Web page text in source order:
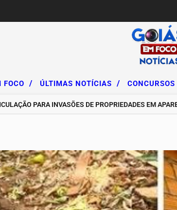
FOCO / ÚLTIMAS NOTÍCIAS / CONCURSOS
PARA INVASÕES DE PROPRIEDADES EM APARECIDA